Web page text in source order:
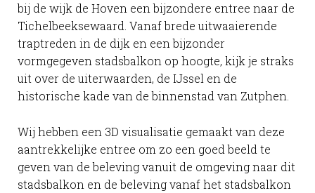
bij de wijk de Hoven een bijzondere entree naar de
Tichelbeeksewaard. Vanaf brede uitwaaierende
traptreden in de dijk en een bijzonder
vormgegeven stadsbalkon op hoogte, kijk je straks
uit over de uiterwaarden, de IJssel en de
historische kade van de binnenstad van Zutphen.
Wij hebben een 3D visualisatie gemaakt van deze
aantrekkelijke entree om zo een goed beeld te
geven van de beleving vanuit de omgeving naar dit
stadsbalkon en de beleving vanaf het stadsbalkon